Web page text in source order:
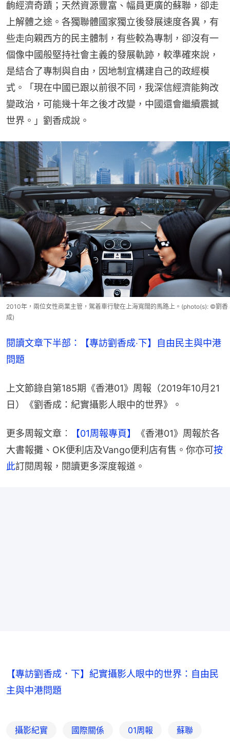
齣經濟奇蹟；天然資源豐富、幅員更廣的蘇聯，卻走
上解體之途。各獨聯體國家獨立後發展速度各異，有
些走向親西方的民主體制，有些較為專制，卻沒有一
個像中國般堅持社會主義的發展軌跡，較準確來說，
是結合了專制與自由，因地制宜構建自己的政經模
式。「現在中國已跟以前很不同，我深信經濟能夠改
變政治，可能幾十年之後才改變，中國還會繼續震撼
世界。」劉香成說。
2010年，兩位女性商業主管，駕着車行駛在上海寬闊的馬路上。(photo(s): ©劉香
成)
閱讀文章下半部：【專訪劉香成‧下】自由民主與中港
問題
上文節錄自第185期《香港01》周報（2019年10月21
日）《劉香成：紀實攝影人眼中的世界》。
更多周報文章︰ 【01周報專頁】
《香港01》周報於各
大書報攤、OK便利店及Vango便利店有售。你亦可按
此訂閱周報，閱讀更多深度報道。
【專訪劉香成．下】紀實攝影人眼中的世界：自由民
主與中港問題
攝影紀實 國際關係 01周報 蘇聯